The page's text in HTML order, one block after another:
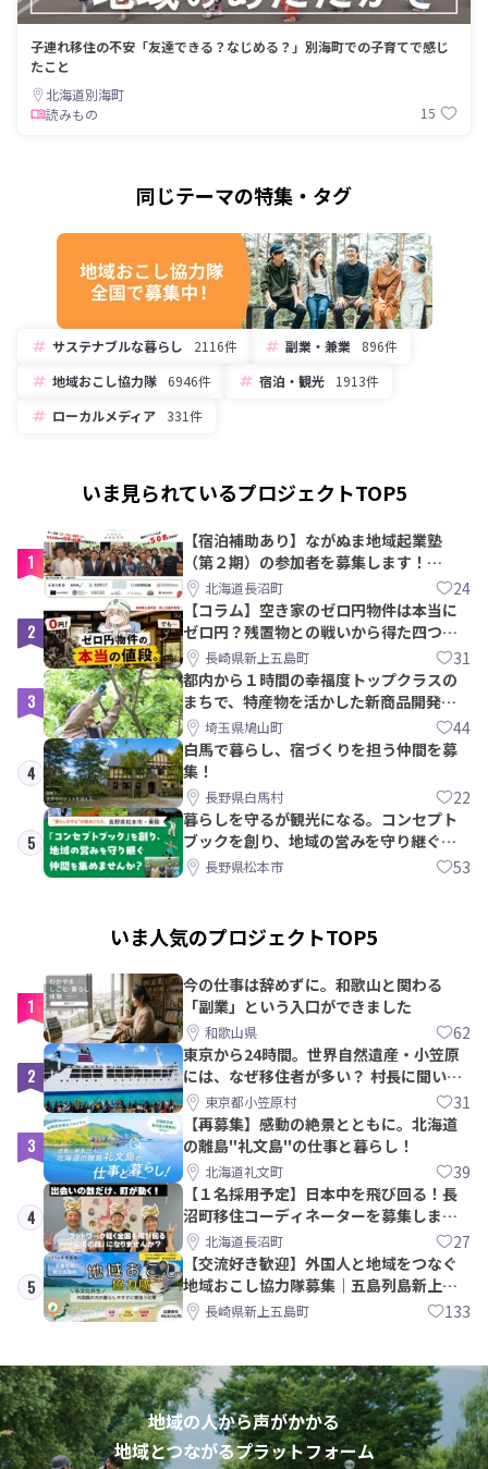
子連れ移住の不安「友達できる？なじめる？」別海町での子育てで感じ
たこと
北海道別海町
読みもの
15
同じテーマの特集・タグ
サステナブルな暮らし 2116件 副業・兼業
896件
地域おこし協力隊
6946件 宿泊・観光
1913件
ローカルメディア 331件
いま見られているプロジェクトTOP5
1
【宿泊補助あり】ながぬま地域起業塾
（第２期）の参加者を募集します！
【8/21〆】
北海道長沼町 24
2
【コラム】空き家のゼロ円物件は本当に
ゼロ円？残置物との戦いから得た四つの
教訓｜新上五島町
長崎県新上五島町 31
3
都内から１時間の幸福度トップクラスの
まちで、特産物を活かした新商品開発＆
PRメンバー募集！
埼玉県鳩山町 44
4
白馬で暮らし、宿づくりを担う仲間を募
集！
長野県白馬村 22
5
暮らしを守るが観光になる。コンセプト
ブックを創り、地域の営みを守り継ぐ仲
間を集めませんか？
長野県松本市 53
いま人気のプロジェクトTOP5
1
今の仕事は辞めずに。和歌山と関わる
「副業」という入口ができました
和歌山県 62
2
東京から24時間。世界自然遺産・小笠原
には、なぜ移住者が多い？ 村長に聞いて
みた東京都小笠原村 31
3
【再募集】感動の絶景とともに。北海道
の離島"礼文島"の仕事と暮らし！
北海道礼文町 39
4
【１名採用予定】日本中を飛び回る！長
沼町移住コーディネーターを募集しま
す！北海道長沼町 27
5
【交流好き歓迎】外国人と地域をつなぐ
地域おこし協力隊募集｜五島列島新上五
島町長崎県新上五島町 133
地域の人から声がかかる
地域とつながるプラットフォーム